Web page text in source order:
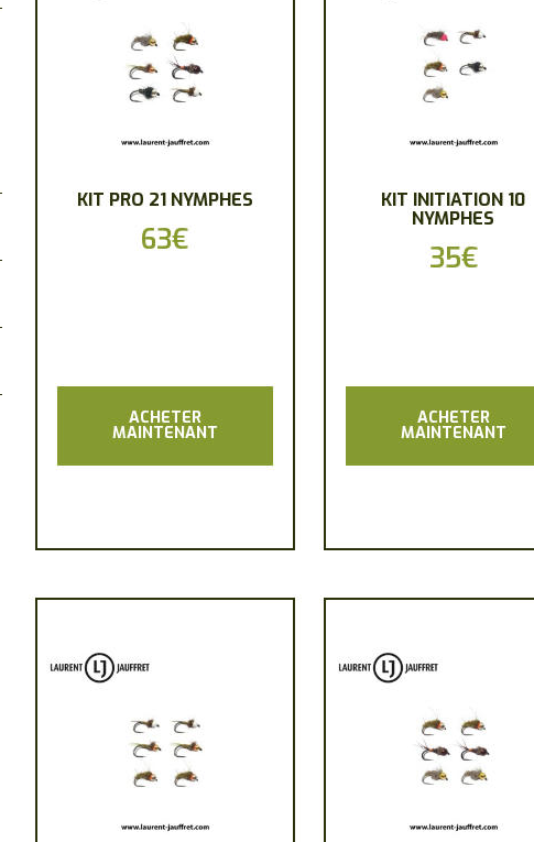
KIT PRO 21 NYMPHES
63€
ACHETER
MAINTENANT
KIT INITIATION 10
NYMPHES
35€
ACHETER
MAINTENANT